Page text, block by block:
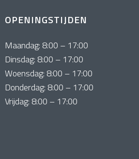
OPENINGSTIJDEN
Maandag: 8:00 – 17:00
Dinsdag: 8:00 – 17:00
Woensdag: 8:00 – 17:00
Donderdag: 8:00 – 17:00
Vrijdag: 8:00 – 17:00